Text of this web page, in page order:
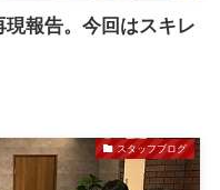
現報告。今回はスキレ
スタッフブログ